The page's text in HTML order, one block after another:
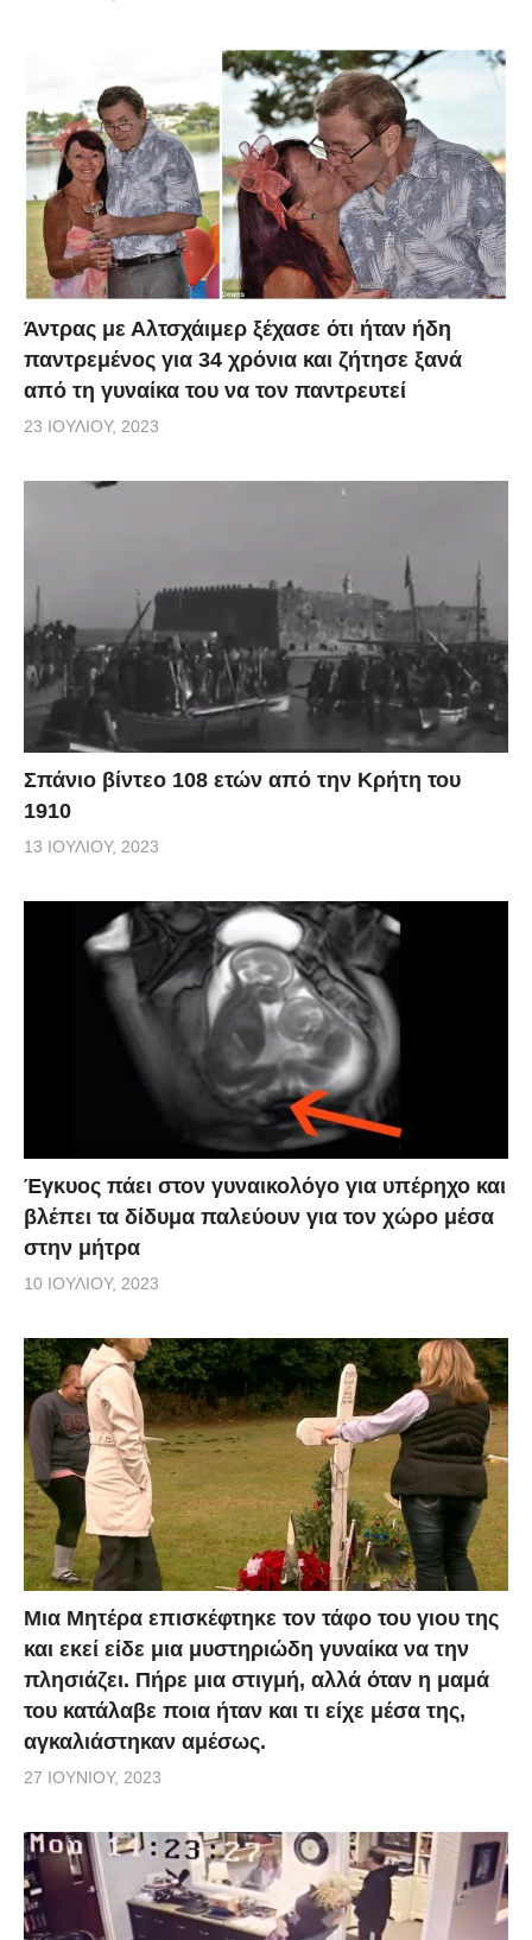
Άντρας με Αλτσχάιμερ ξέχασε ότι ήταν ήδη
παντρεμένος για 34 χρόνια και ζήτησε ξανά
από τη γυναίκα του να τον παντρευτεί
23 ΙΟΥΛΊΟΥ, 2023
Σπάνιο βίντεο 108 ετών από την Κρήτη του
1910
13 ΙΟΥΛΊΟΥ, 2023
Έγκυος πάει στον γυναικολόγο για υπέρηχο και
βλέπει τα δίδυμα παλεύουν για τον χώρο μέσα
στην μήτρα
10 ΙΟΥΛΊΟΥ, 2023
Μια Μητέρα επισκέφτηκε τον τάφο του γιου της
και εκεί είδε μια μυστηριώδη γυναίκα να την
πλησιάζει. Πήρε μια στιγμή, αλλά όταν η μαμά
του κατάλαβε ποια ήταν και τι είχε μέσα της,
αγκαλιάστηκαν αμέσως.
27 ΙΟΥΝΊΟΥ, 2023